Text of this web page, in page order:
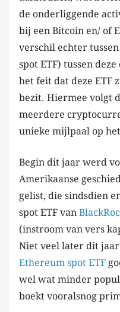
de onderliggende
bij een Bitcoin en/ of
verschil echter tussen
spot ETF) tussen
het feit dat deze ETF
bezit. Hiermee volgt
meerdere
unieke mijlpaal op
Begin dit jaar werd
Amerikaanse
gelist, die sindsdien
spot ETF van
(instroom van vers
Niet veel later dit
Ethereum spot ETF
wel wat minder
boekt vooralsnog